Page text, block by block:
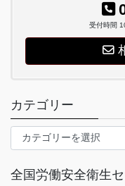
受付時間
カテゴリー
テ
リ
全国労働安全衛生